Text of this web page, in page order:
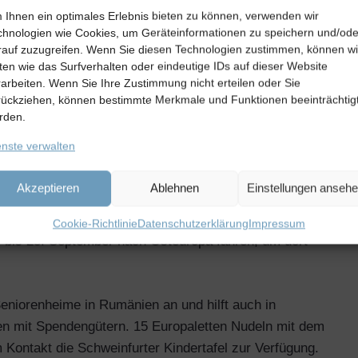
Ihnen ein optimales Erlebnis bieten zu können, verwenden wir
wie Cookies, um Geräteinformationen zu speichern und/
zuzugreifen. Wenn Sie diesen Technologien zustimmen, können
wie das Surfverhalten oder eindeutige IDs auf dieser Website
Wenn Sie Ihre Zustimmung nicht erteilen oder Sie
können bestimmte Merkmale und Funktionen
verwalten
Akzeptieren Ablehnen Einstellungen
Cookie-RichtlinieDatenschutzerklärungImpressum
Kolpingsfamilie Stadtlauringen und Stefan Labus,
Stadtlauringen
und der Firma Pabst
– Am Donnerstagmorgen, den 7. September, holte
in Gochsheim eingelagerten Nudelpakate ab,
23. September nach Osteuropa fahren, um dort
in Rumänien an und hilft auch in
mit Spendengütern. 15 Europaletten Nudeln mit dem
die Schweinfurter Kindertafel zur Verfügung.